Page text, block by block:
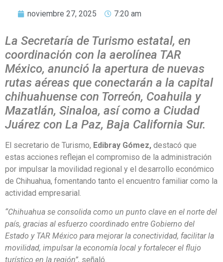
noviembre 27, 2025 7:20 am
La Secretaría de Turismo estatal, en
coordinación con la aerolínea TAR
México, anunció la apertura de nuevas
rutas aéreas que conectarán a la capital
chihuahuense con Torreón, Coahuila y
Mazatlán, Sinaloa, así como a Ciudad
Juárez con La Paz, Baja California Sur.
El secretario de Turismo, Edibray Gómez, destacó que
estas acciones reflejan el compromiso de la administración
por impulsar la movilidad regional y el desarrollo económico
de Chihuahua, fomentando tanto el encuentro familiar como la
actividad empresarial.
“Chihuahua se consolida como un punto clave en el norte del
país, gracias al esfuerzo coordinado entre Gobierno del
Estado y TAR México para mejorar la conectividad, facilitar la
movilidad, impulsar la economía local y fortalecer el flujo
turístico en la región”, señaló.